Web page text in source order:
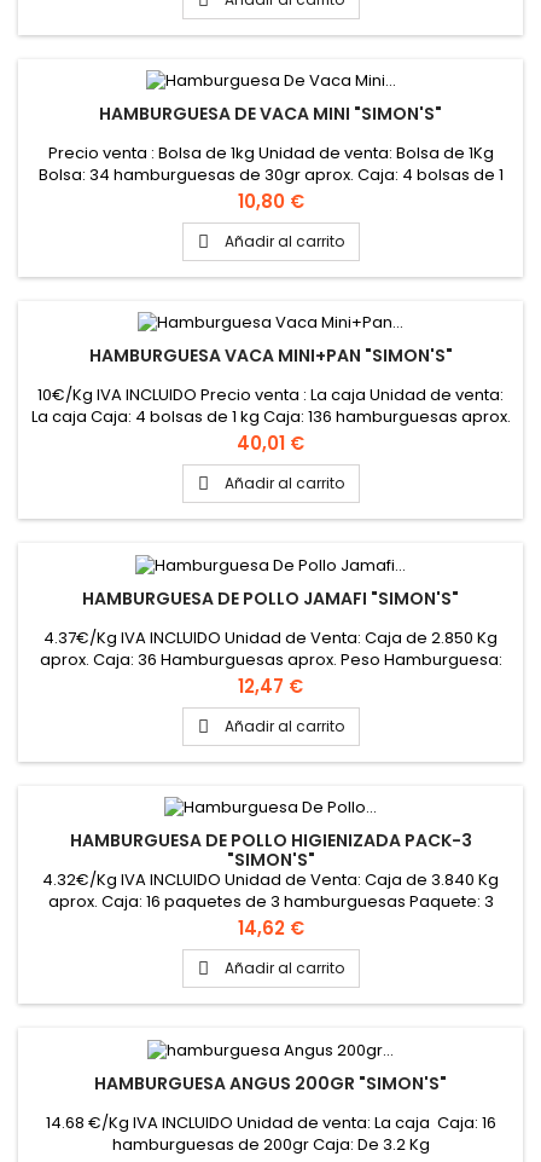
HAMBURGUESA DE VACA MINI "SIMON'S"
Precio venta : Bolsa de 1kg Unidad de venta: Bolsa de 1Kg
Bolsa: 34 hamburguesas de 30gr aprox. Caja: 4 bolsas de 1
kg
Precio
10,80 €
 Añadir al carrito
HAMBURGUESA VACA MINI+PAN "SIMON'S"
10€/Kg IVA INCLUIDO Precio venta : La caja Unidad de venta:
La caja Caja: 4 bolsas de 1 kg Caja: 136 hamburguesas aprox.
Peso de la hamburguesa: 30gr aprox.
Precio
40,01 €
 Añadir al carrito
HAMBURGUESA DE POLLO JAMAFI "SIMON'S"
4.37€/Kg IVA INCLUIDO Unidad de Venta: Caja de 2.850 Kg
aprox. Caja: 36 Hamburguesas aprox. Peso Hamburguesa:
80 gr aprox.
Precio
12,47 €
 Añadir al carrito
HAMBURGUESA DE POLLO HIGIENIZADA PACK-3
"SIMON'S"
4.32€/Kg IVA INCLUIDO Unidad de Venta: Caja de 3.840 Kg
aprox. Caja: 16 paquetes de 3 hamburguesas Paquete: 3
hamburguesas de 80 gr aprox.
Precio
14,62 €
 Añadir al carrito
HAMBURGUESA ANGUS 200GR "SIMON'S"
14.68 €/Kg IVA INCLUIDO Unidad de venta: La caja Caja: 16
hamburguesas de 200gr Caja: De 3.2 Kg